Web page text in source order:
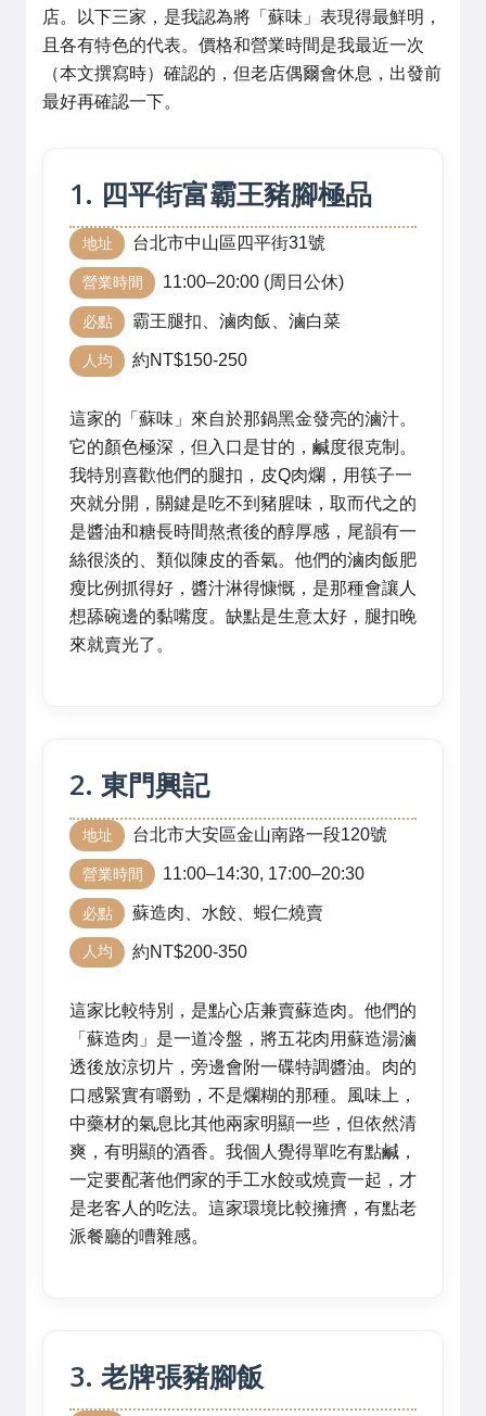
店。以下三家，是我認為將「蘇味」表現得最鮮明，
且各有特色的代表。價格和營業時間是我最近一次
（本文撰寫時）確認的，但老店偶爾會休息，出發前
最好再確認一下。
1. 四平街富霸王豬腳極品
地址 台北市中山區四平街31號
營業時間 11:00–20:00 (周日公休)
必點 霸王腿扣、滷肉飯、滷白菜
人均 約NT$150-250
這家的「蘇味」來自於那鍋黑金發亮的滷汁。
它的顏色極深，但入口是甘的，鹹度很克制。
我特別喜歡他們的腿扣，皮Q肉爛，用筷子一
夾就分開，關鍵是吃不到豬腥味，取而代之的
是醬油和糖長時間熬煮後的醇厚感，尾韻有一
絲很淡的、類似陳皮的香氣。他們的滷肉飯肥
瘦比例抓得好，醬汁淋得慷慨，是那種會讓人
想舔碗邊的黏嘴度。缺點是生意太好，腿扣晚
來就賣光了。
2. 東門興記
地址 台北市大安區金山南路一段120號
營業時間 11:00–14:30, 17:00–20:30
必點 蘇造肉、水餃、蝦仁燒賣
人均 約NT$200-350
這家比較特別，是點心店兼賣蘇造肉。他們的
「蘇造肉」是一道冷盤，將五花肉用蘇造湯滷
透後放涼切片，旁邊會附一碟特調醬油。肉的
口感緊實有嚼勁，不是爛糊的那種。風味上，
中藥材的氣息比其他兩家明顯一些，但依然清
爽，有明顯的酒香。我個人覺得單吃有點鹹，
一定要配著他們家的手工水餃或燒賣一起，才
是老客人的吃法。這家環境比較擁擠，有點老
派餐廳的嘈雜感。
3. 老牌張豬腳飯